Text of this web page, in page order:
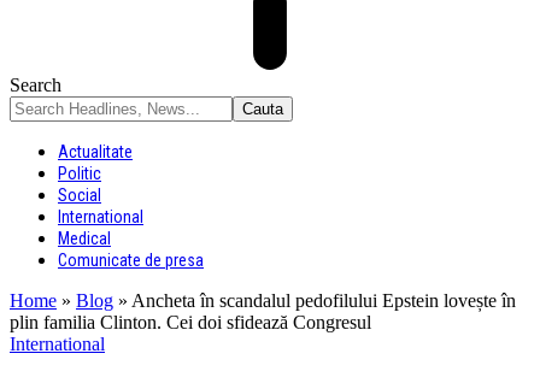
Search
Actualitate
Politic
Social
International
Medical
Comunicate de presa
Home » Blog » Ancheta în scandalul pedofilului Epstein lovește în
plin familia Clinton. Cei doi sfidează Congresul
International